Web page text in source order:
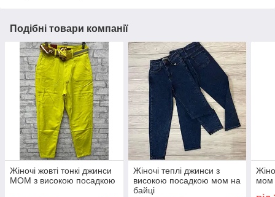
Подібні товари компанії
Жіночі жовті тонкі джинси
МОМ з високою посадкою
Жіночі теплі джинси з
високою посадкою мом на
байці
мом